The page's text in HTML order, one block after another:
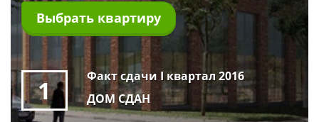
Выбрать квартиру
1
Факт сдачи I квартал 2016
ДОМ СДАН